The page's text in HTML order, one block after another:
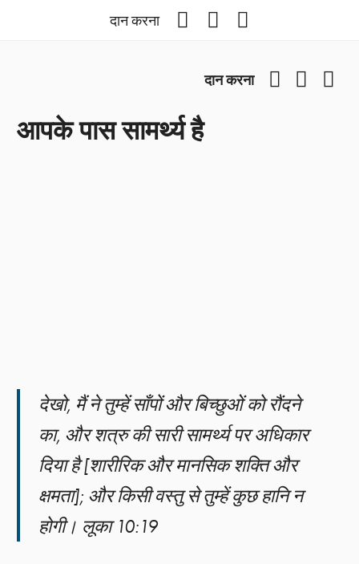
दान करना
दान करना
आपके पास सामर्थ्य है
देखो, मैं ने तुम्हें साँपों और बिच्छुओं को रौंदने
का, और शत्रु की सारी सामर्थ्य पर अधिकार
दिया है [शारीरिक और मानसिक शक्ति और
क्षमता]; और किसी वस्तु से तुम्हें कुछ हानि न
होगी। लूका 10:19